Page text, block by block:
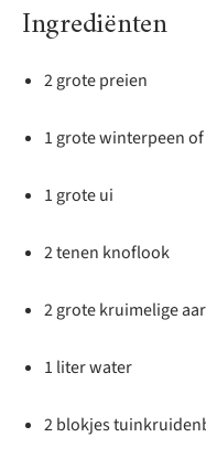
Ingrediënten
2 grote preien
1 grote winterpeen
1 grote ui
2 tenen knoflook
2 grote kruimelige
1 liter water
2 blokjes